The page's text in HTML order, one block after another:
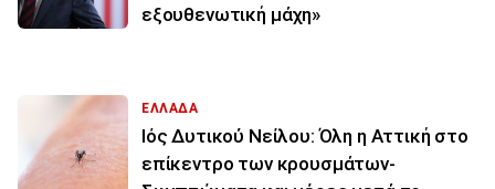
εξουθενωτική μάχη»
ΕΛΛΑΔΑ
Ιός Δυτικού Νείλου: Όλη η Αττική στο
επίκεντρο των κρουσμάτων-